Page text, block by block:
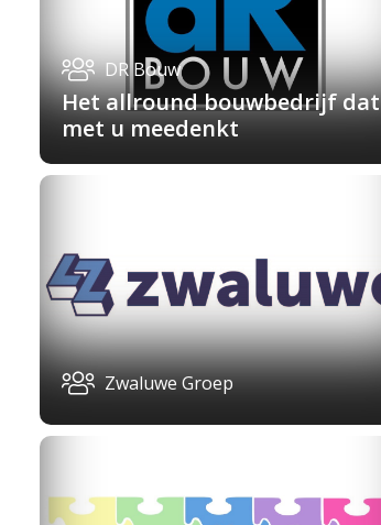
DR Bouw
Het allround bouwbedrijf dat
met u meedenkt
Zwaluwe Groep